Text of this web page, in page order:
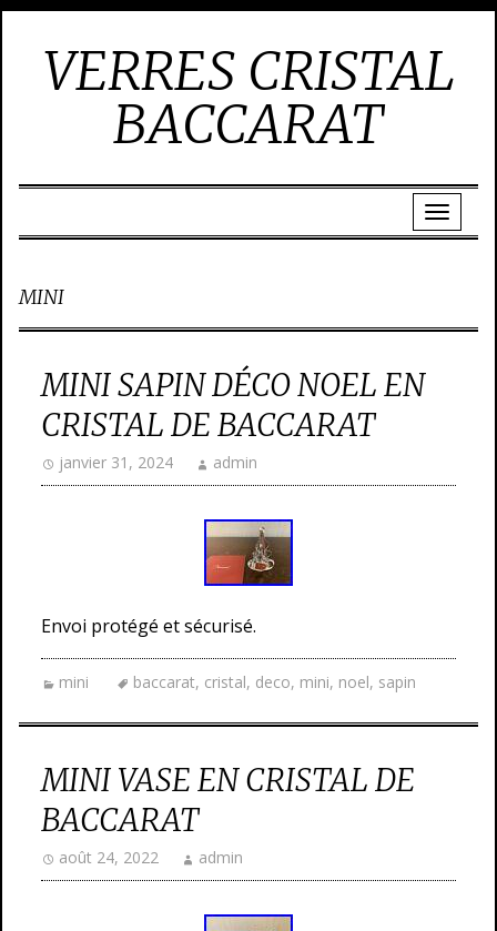
VERRES CRISTAL
BACCARAT
MINI
MINI SAPIN DÉCO NOEL EN
CRISTAL DE BACCARAT
janvier 31, 2024 admin
Envoi protégé et sécurisé.
mini baccarat, cristal, deco, mini, noel, sapin
MINI VASE EN CRISTAL DE
BACCARAT
août 24, 2022 admin